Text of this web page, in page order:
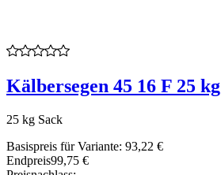
Kälbersegen 45 16 F 25 kg
25 kg Sack
Basispreis für Variante: 93,22 €
Endpreis99,75 €